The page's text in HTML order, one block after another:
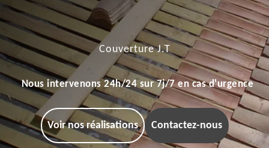
Couverture J.T
Nous intervenons 24h/24 sur 7j/7 en cas d'urgence
Voir nos réalisations Contactez-nous